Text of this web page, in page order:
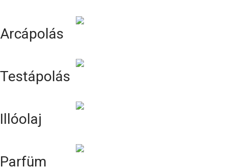
Arcápolás
Testápolás
Illóolaj
Parfüm